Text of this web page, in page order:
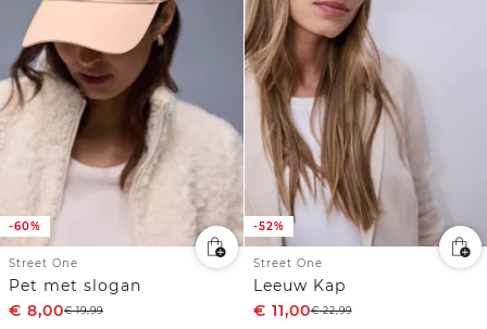
-60%
Street One
Pet met slogan
€ 8,00€19,99
-52%
Street One
Leeuw Kap
€ 11,00€22,99